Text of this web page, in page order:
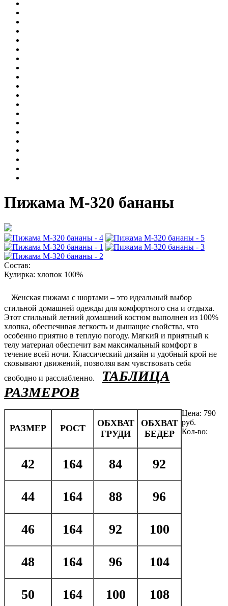
Пижама М-320 бананы
Состав:
Кулирка: хлопок 100%
Женская пижама с шортами – это идеальный выбор
стильной домашней одежды для комфортного сна и отдыха.
Этот стильный летний домашний костюм выполнен из 100%
хлопка, обеспечивая легкость и дышащие свойства, что
особенно приятно в теплую погоду. Мягкий и приятный к
телу материал обеспечит вам максимальный комфорт в
течение всей ночи. Классический дизайн и удобный крой не
сковывают движений, позволяя вам чувствовать себя
свободно и расслабленно.
ТАБЛИЦА
РАЗМЕРОВ
РАЗМЕР РОСТ
ОБХВАТ
ГРУДИ
ОБХВАТ
БЕДЕР
42 164 84 92
44 164 88 96
46 164 92 100
48 164 96 104
50 164 100 108
Цена: 790
руб.
Кол-во: